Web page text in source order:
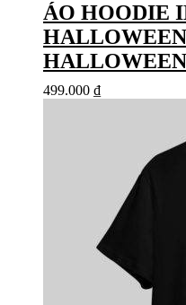
ÁO HOODIE
HALLOWEEN
499.000 ₫